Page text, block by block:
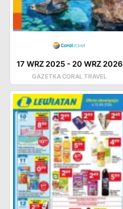
17 WRZ 2025- 20 WRZ 2026
GAZETKA CORAL TRAVEL